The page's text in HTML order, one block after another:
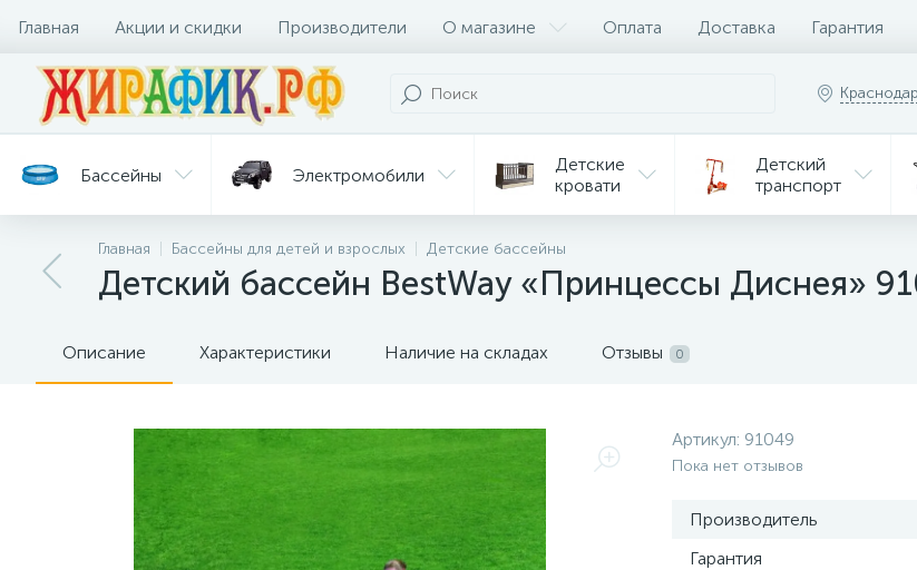
Главная Акции и скидки Производители О магазине Оплата Доставка Гарантия
Краснодар
Бассейны Электромобили
Детские
кровати
Детский
транспорт
Батуты Велосипеды Мебель
и уход
горки
для кормления
Главная Бассейны для детей и взрослых Детские бассейны
Детский бассейн BestWay «Принцессы Диснея»
Описание Характеристики Наличие на складах Отзывы 0
Артикул: 91049
Пока нет отзывов
Производитель
Гарантия